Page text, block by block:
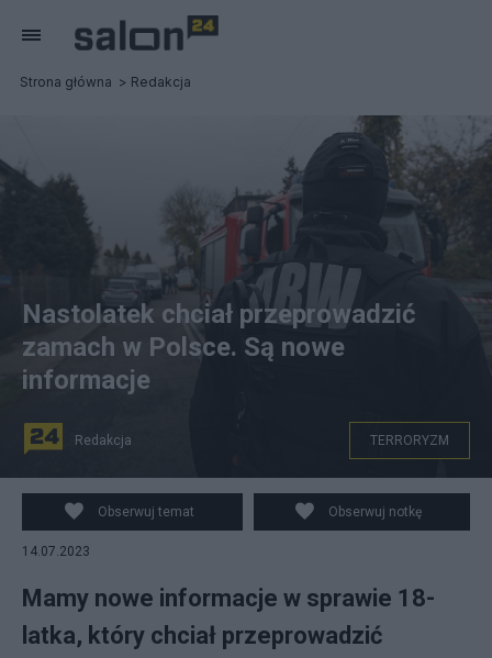
Strona główna Redakcja
źródło: PAP
Nastolatek chciał przeprowadzić
zamach w Polsce. Są nowe
informacje
Redakcja TERRORYZM
Obserwuj temat Obserwuj notkę
14.07.2023
Mamy nowe informacje w sprawie 18-
latka, który chciał przeprowadzić